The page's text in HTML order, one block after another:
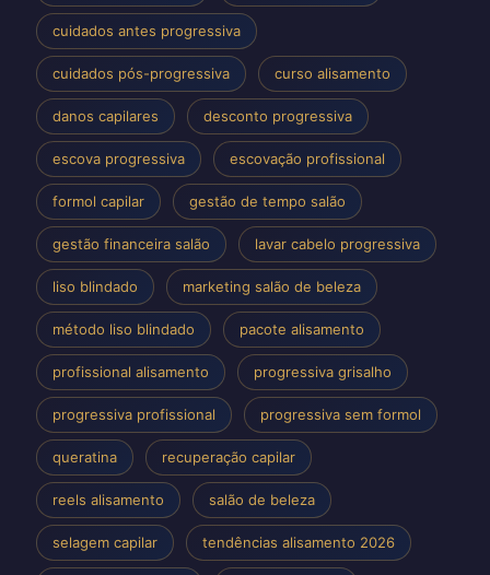
cuidados antes progressiva
cuidados pós-progressiva curso alisamento
danos capilares desconto progressiva
escova progressiva escovação profissional
formol capilar gestão de tempo salão
gestão financeira salão lavar cabelo progressiva
liso blindado marketing salão de beleza
método liso blindado pacote alisamento
profissional alisamento progressiva grisalho
progressiva profissional progressiva sem formol
queratina recuperação capilar
reels alisamento salão de beleza
selagem capilar tendências alisamento 2026